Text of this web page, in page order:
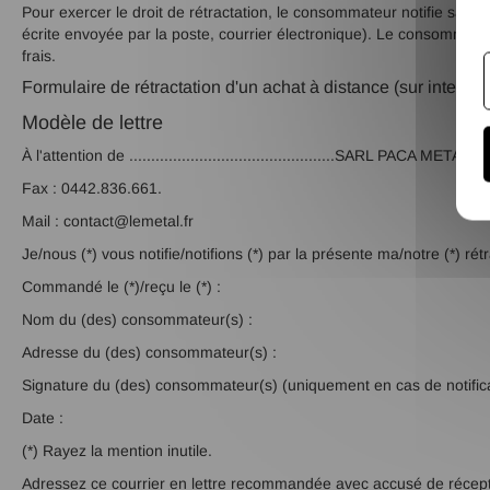
Pour exercer le droit de rétractation, le consommateur notifie sa
écrite envoyée par la poste, courrier électronique). Le
frais.
Formulaire de rétractation d'un achat à distance (sur
Modèle de lettre
À l'attention de ...............................................SARL PACA METAL
Fax : 0442.836.661.
Mail : contact@lemetal.fr
Je/nous (*) vous notifie/notifions (*) par la présente ma/notre (*)
Commandé le (*)/reçu le (*) :
Nom du (des) consommateur(s) :
Adresse du (des) consommateur(s) :
Signature du (des) consommateur(s) (uniquement en cas de
Date :
(*) Rayez la mention inutile.
Adressez ce courrier en lettre recommandée avec accusé de